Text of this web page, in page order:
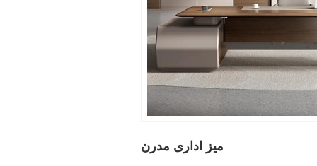
میز اداری مدرن